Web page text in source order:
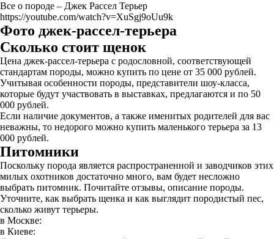
Все о породе – Джек Рассел Терьер
https://youtube.com/watch?v=XuSgj9oUu9k
Фото джек-рассел-терьера
Сколько стоит щенок
Цена джек-рассел-терьера с родословной, соответствующей
стандартам породы, можно купить по цене от 35 000 рублей.
Учитывая особенности породы, представители шоу-класса,
которые будут участвовать в выставках, предлагаются и по 50
000 рублей.
Если наличие документов, а также именитых родителей для вас
неважны, то недорого можно купить маленького терьера за 13
000 рублей.
Питомники
Поскольку порода является распространенной и заводчиков этих
милых охотников достаточно много, вам будет несложно
выбрать питомник. Почитайте отзывы, описание породы.
Уточните, как выбрать щенка и как выглядит породистый пес,
сколько живут терьеры.
в Москве:
в Киеве: